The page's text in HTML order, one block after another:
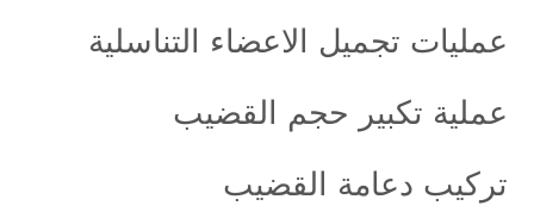
عمليات تجميل الاعضاء التناسلية
عملية تكبير حجم القضيب
تركيب دعامة القضيب